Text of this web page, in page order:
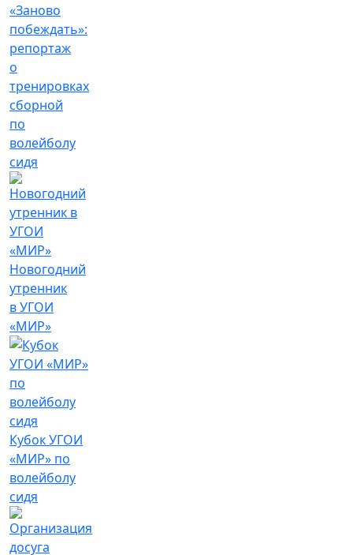
«Заново
побеждать»:
репортаж
о
тренировках
сборной
по
волейболу
сидя
Новогодний
утренник
в УГОИ
«МИР»
Кубок УГОИ
«МИР» по
волейболу
сидя